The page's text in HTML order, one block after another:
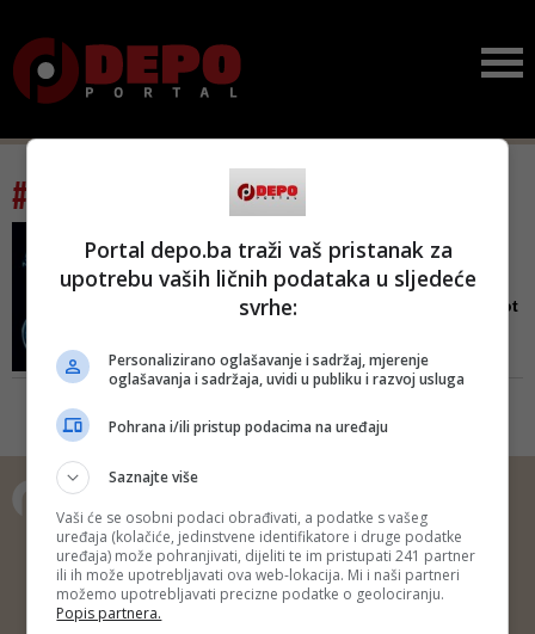
#tag: nenad šestan
YALEA, MEĐU NJIMA I
HRVATSKI PROFESOR
Mozak svinje vratili u život
Ugledni hrvatski naučnik Nenad
Šestan postigao je veliki uspjeh
Copyright © 2014 Depo Portal
Impressum
Kontakt Marketing
Privatnost korisnika
O nama
Portal depo.ba traži vaš pristanak za
upotrebu vaših ličnih podataka u sljedeće
svrhe:
Personalizirano oglašavanje i sadržaj, mjerenje
oglašavanja i sadržaja, uvidi u publiku i razvoj usluga
Pohrana i/ili pristup podacima na uređaju
Saznajte više
Vaši će se osobni podaci obrađivati, a podatke s vašeg
uređaja (kolačiće, jedinstvene identifikatore i druge podatke
uređaja) može pohranjivati, dijeliti te im pristupati 241 partner
ili ih može upotrebljavati ova web-lokacija. Mi i naši partneri
možemo upotrebljavati precizne podatke o geolociranju.
Popis partnera.